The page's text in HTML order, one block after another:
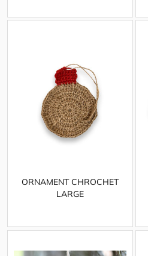
ORNAMENT CHROCHET
LARGE